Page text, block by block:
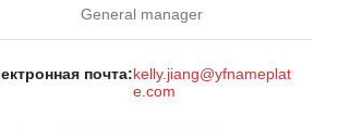
General manager
почта:kelly.jiang@yfnameplat
e.com